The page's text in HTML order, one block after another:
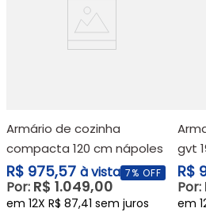
armário de cozinha
compacta 120 cm nápoles
cinamomo off white
madeira - itatiaia
R$ 975,57 à vista 7% OFF
Por: R$ 1.049,00
em 12X R$ 87,41 sem juros
armario pratika aco 6 pts 2
gvt
R$
Por:
em